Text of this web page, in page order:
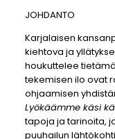
JOHDANTO
Karjalaisen
kiehtova ja
houkuttelee
tekemisen ilo ovat
ohjaamisen
Lyökäämme käsi
tapoja ja tarinoita,
puuhailun